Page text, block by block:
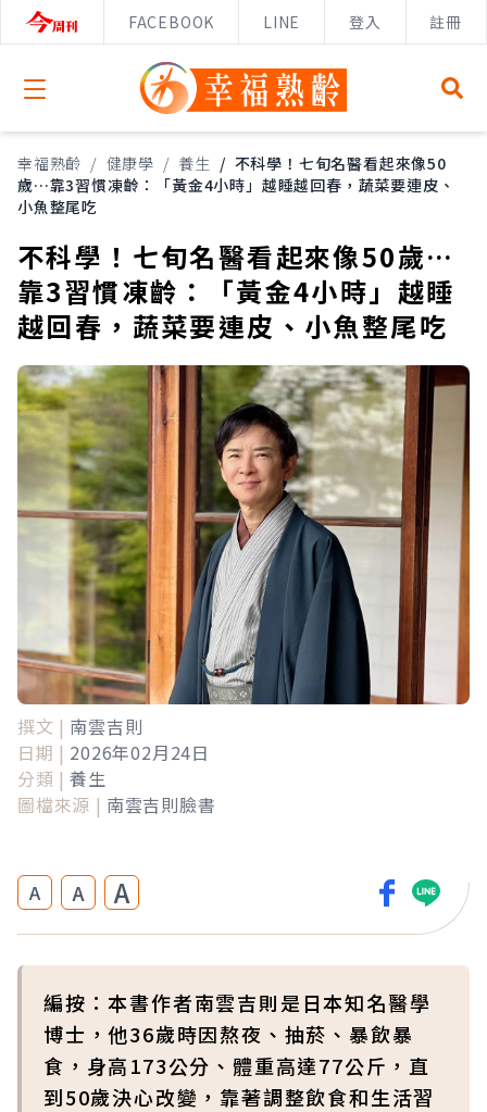
FACEBOOK LINE 登入 註冊
Open menu
幸福熟齡 / 健康學 / 養生 / 不科學！七旬名醫看起來像50
歲…靠3習慣凍齡：「黃金4小時」越睡越回春，蔬菜要連皮、
小魚整尾吃
不科學！七旬名醫看起來像50歲…
靠3習慣凍齡：「黃金4小時」越睡
越回春，蔬菜要連皮、小魚整尾吃
撰文 | 南雲吉則
日期 | 2026年02月24日
分類 | 養生
圖檔來源 | 南雲吉則臉書
A A A
編按：本書作者南雲吉則是日本知名醫學
博士，他36歲時因熬夜、抽菸、暴飲暴
食，身高173公分、體重高達77公斤，直
到50歲決心改變，靠著調整飲食和生活習